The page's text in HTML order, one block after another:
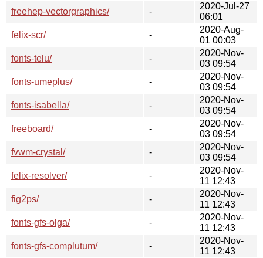
freehep-vectorgraphics/
-
2020-Jul-27
06:01
felix-scr/
-
2020-Aug-
01 00:03
fonts-telu/
-
2020-Nov-
03 09:54
fonts-umeplus/
-
2020-Nov-
03 09:54
fonts-isabella/
-
2020-Nov-
03 09:54
freeboard/
-
2020-Nov-
03 09:54
fvwm-crystal/
-
2020-Nov-
03 09:54
felix-resolver/
-
2020-Nov-
11 12:43
fig2ps/
-
2020-Nov-
11 12:43
fonts-gfs-olga/
-
2020-Nov-
11 12:43
fonts-gfs-complutum/
-
2020-Nov-
11 12:43